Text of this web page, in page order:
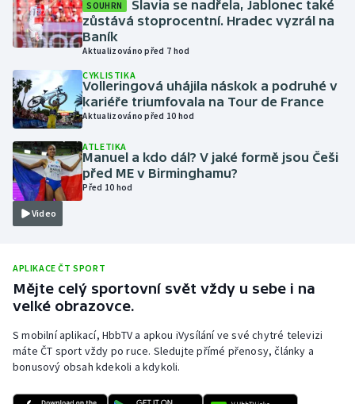
Moderní pětiboj
Motorsport
Olympijské hry
Parasport
Plavání
Plážový volejbal
Rychlobruslení
Rychlostní kanoistika
Short track
Sportovní střelba
SOUHRN
Slavia se nadřela, Jablonec také
zůstává stoprocentní. Hradec vyzrál na
Baník
Aktualizováno před 7 hod
CYKLISTIKA
Volleringová uhájila náskok a podruhé v
kariéře triumfovala na Tour de France
Aktualizováno před 10 hod
Video
ATLETIKA
Manuel a kdo dál? V jaké formě jsou Češi
před ME v Birminghamu?
Před 10 hod
APLIKACE ČT SPORT
Mějte celý sportovní svět vždy u sebe i na
velké obrazovce.
S mobilní aplikací, HbbTV a apkou iVysílání ve své chytré televizi
máte ČT sport vždy po ruce. Sledujte přímé přenosy, články a
bonusový obsah kdekoli a kdykoli.